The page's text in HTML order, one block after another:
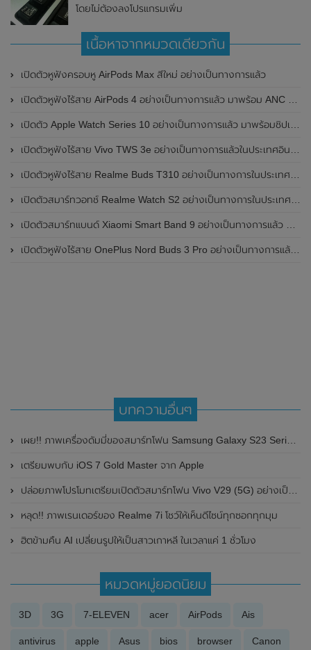
โดยไม่ต้องลงโปรแกรมเพิ่ม
เนื้อหาจากหมวดเดียวกัน
เปิดตัวหูฟังครอบหู AirPods Max สีใหม่ อย่างเป็นทางการแล้ว
เปิดตัวหูฟังไร้สาย AirPods 4 อย่างเป็นทางการแล้ว มาพร้อม ANC และฟีเจอร์ใหม่มากมาย
เปิดตัว Apple Watch Series 10 อย่างเป็นทางการแล้ว มาพร้อมชิปเซ็ตรุ่น S10
เปิดตัวหูฟังไร้สาย Vivo TWS 3e อย่างเป็นทางการแล้วในประเทศอินเดีย มาพร้อมระบบตัดเสียงรบกวน ANC ที่ 30dB , ป้องกันฝุ่นและกันน้ำที่ระดับ IP54 , แบตเตอรี่สามารถใช้งานนานสูงสุด 36 ชั่วโมง
เปิดตัวหูฟังไร้สาย Realme Buds T310 อย่างเป็นทางการในประเทศอินเดีย มาพร้อมระบบตัดเสียงรบกวน ANC สูงสุด 46dB , เสียงรอบทิศทาง 360 องศา , แบตเตอรี่สามารถใช้งานได้นานสูงสุด 40 ชั่วโมง
เปิดตัวสมาร์ทวอทช์ Realme Watch S2 อย่างเป็นทางการในประเทศอินเดีย มาพร้อมตัวเรือนสแตนเลสสตีล , หน้าจอแสดงผล AMOLED ขนาด 1.43 นิ้ว , แบตเตอรี่ขนาดใหญ่ใช้งานได้นาน 20 วัน และรองรับคำสั่งเสียง Super AI Engine ที่ขับเคลื่อนโดย ChatGPT
เปิดตัวสมาร์ทแบนด์ Xiaomi Smart Band 9 อย่างเป็นทางการแล้ว มาพร้อมหน้าจอ AMOLED ขนาด 1.62 นิ้ว , ตัวเรือนเป็นโลหะ และแบตเตอรี่สุดอึดสามารถใช้งานได้นานถึง 21 วัน
เปิดตัวหูฟังไร้สาย OnePlus Nord Buds 3 Pro อย่างเป็นทางการแล้ว มาพร้อมระบบตัดเสียงรบกวน (ANC) สามารถลดเสียงรบกวนได้ 49dB และแบตเตอรี่สุดอึดใช้งานได้นานสูงสุดถึง 44 ชั่วโมง
บทความอื่นๆ
เผย!! ภาพเครื่องดัมมี่ของสมาร์ทโฟน Samsung Galaxy S23 Series ทั้ง 3 รุ่นในตัวเครื่องสีดำ
เตรียมพบกับ iOS 7 Gold Master จาก Apple
ปล่อยภาพโปรโมทเตรียมเปิดตัวสมาร์ทโฟน Vivo V29 (5G) อย่างเป็นทางการในประเทศไทย ในวันที่ 24 สิงหาคม 2023 นี้ พรีเซนเตอร์สุดสวยใบเฟิร์น-พิมพ์ชนก
หลุด!! ภาพเรนเดอร์ของ Realme 7i โชว์ให้เห็นดีไซน์ทุกซอกทุกมุม
ฮิตข้ามคืน AI เปลี่ยนรูปให้เป็นสาวเกาหลี ในเวลาแค่ 1 ชั่วโมง
หมวดหมู่ยอดนิยม
3D 3G 7-ELEVEN acer AirPods Ais
antivirus apple Asus bios browser Canon